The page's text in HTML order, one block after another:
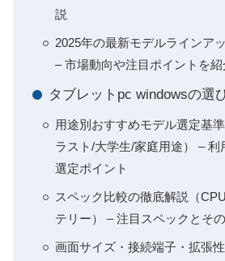
説
2025年の最新モデルラインア
– 市場動向や注目ポイントを紹
タブレットpc windowsの選
用途別おすすめモデル選定基
ラスト/大学生/家庭用途） –
選定ポイント
スペック比較の徹底解説（
テリー） – 注目スペックとそ
画面サイズ・接続端子・拡張